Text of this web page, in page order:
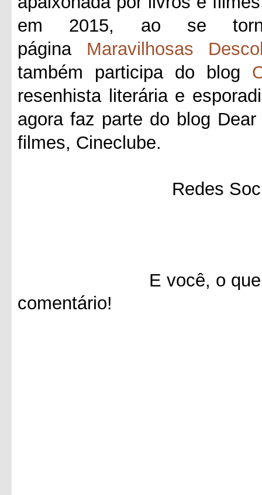
em 2015, ao se
página Maravilhosas
também participa do blog
resenhista literária e
agora faz parte do blog
filmes, Cineclube.
Redes
E você, o que achou
comentário!